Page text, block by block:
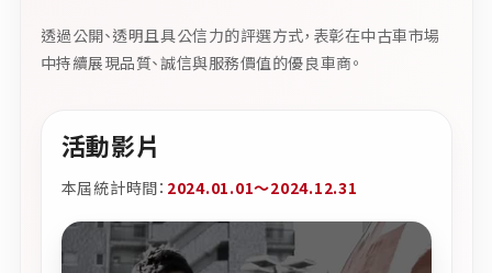
透過公開、透明且具公信力的評選方式，表彰在中古車市場
中持續展現品質、誠信與服務價值的優良車商。
活動影片
本屆統計時間： 2024.01.01～2024.12.31